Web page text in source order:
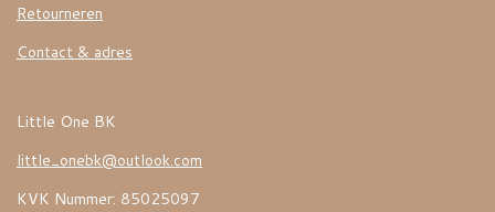
Retourneren
Contact & adres
Little One BK
little_onebk@outlook.com
KVK Nummer: 85025097